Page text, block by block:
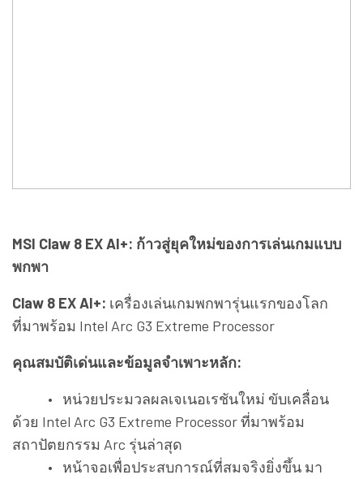
MSI Claw 8 EX AI+: ก้าวสู่ยุคใหม่ของการเล่นเกมแบบ
พกพา
Claw 8 EX AI+: เครื่องเล่นเกมพกพารุ่นแรกของโลก
ที่มาพร้อม Intel Arc G3 Extreme Processor
คุณสมบัติเด่นและข้อมูลจำเพาะหลัก:
• หน่วยประมวลผลเจเนอเรชันใหม่ ขับเคลื่อน
ด้วย Intel Arc G3 Extreme Processor ที่มาพร้อม
สถาปัตยกรรม Arc รุ่นล่าสุด
• หน้าจอเพื่อประสบการณ์ที่สมจริงยิ่งขึ้น มา